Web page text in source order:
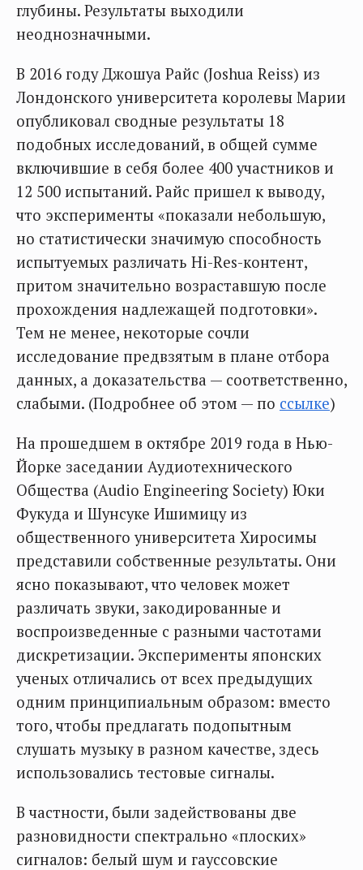
глубины. Результаты выходили
неоднозначными.
В 2016 году Джошуа Райс (Joshua Reiss) из
Лондонского университета королевы Марии
опубликовал сводные результаты 18
подобных исследований, в общей сумме
включившие в себя более 400 участников и
12 500 испытаний. Райс пришел к выводу,
что эксперименты «показали небольшую,
но статистически значимую способность
испытуемых различать Hi-Res-контент,
притом значительно возраставшую после
прохождения надлежащей подготовки».
Тем не менее, некоторые сочли
исследование предвзятым в плане отбора
данных, а доказательства — соответственно,
слабыми. (Подробнее об этом — по ссылке)
На прошедшем в октябре 2019 года в Нью-
Йорке заседании Аудиотехнического
Общества (Audio Engineering Society) Юки
Фукуда и Шунсуке Ишимицу из
общественного университета Хиросимы
представили собственные результаты. Они
ясно показывают, что человек может
различать звуки, закодированные и
воспроизведенные с разными частотами
дискретизации. Эксперименты японских
ученых отличались от всех предыдущих
одним принципиальным образом: вместо
того, чтобы предлагать подопытным
слушать музыку в разном качестве, здесь
использовались тестовые сигналы.
В частности, были задействованы две
разновидности спектрально «плоских»
сигналов: белый шум и гауссовские